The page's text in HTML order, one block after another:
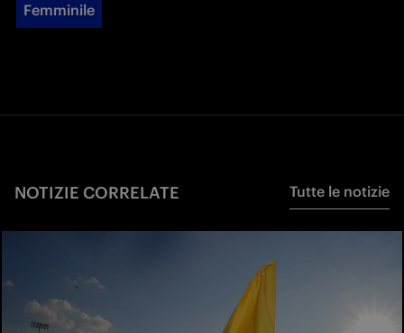
Femminile
NOTIZIE CORRELATE Tutte le notizie